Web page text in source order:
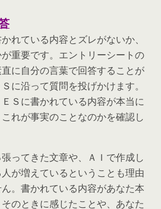
れている内容とズレがないか、
重要です。エントリーシートの
に自分の言葉で回答することが
に沿って質問を投げかけます。
Ｓに書かれている内容が本当に
れが事実のことなのかを確認し
ってきた文章や、ＡＩで作成し
が増えているということも理由
。書かれている内容があなた本
のときに感じたことや、あなた